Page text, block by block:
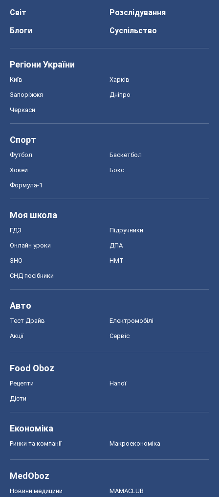
Світ
Розслідування
Блоги
Суспільство
Регіони України
Київ Харків
Запоріжжя Дніпро
Черкаси
Спорт
Футбол Баскетбол
Хокей Бокс
Формула-1
Моя школа
ГДЗ Підручники
Онлайн уроки ДПА
ЗНО НМТ
СНД посібники
Авто
Тест Драйв Електромобілі
Акції Сервіс
Food Oboz
Рецепти Напої
Дієти
Економіка
Ринки та компанії Макроекономіка
MedOboz
Новини медицини MAMACLUB